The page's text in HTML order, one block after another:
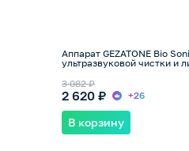
Аппарат GEZATONE Bio
ультразвуковой чистки и
2 620 ₽
3 082 ₽
+26
В корзину